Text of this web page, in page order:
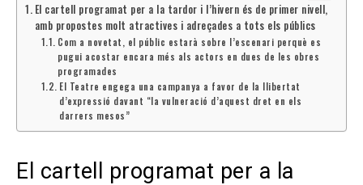
El cartell programat per a la tardor i l’hivern és de primer nivell,
amb propostes molt atractives i adreçades a tots els públics
Com a novetat, el públic estarà sobre l’escenari perquè es
pugui acostar encara més als actors en dues de les obres
programades
El Teatre engega una campanya a favor de la llibertat
d’expressió davant “la vulneració d’aquest dret en els
darrers mesos”
El cartell programat per a la